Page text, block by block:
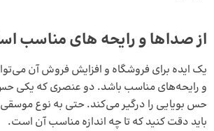
از صداها و رایحه‌ های مناسب
یک ایده برای فروشگاه و افزایش فروش آن
و رایحه‌های مناسب باشد. دو عنصری که یکی
حس بویایی را درگیر می‌کند. حتی به نوع
باید دقت کنید که تا چه اندازه مناسب آن است.